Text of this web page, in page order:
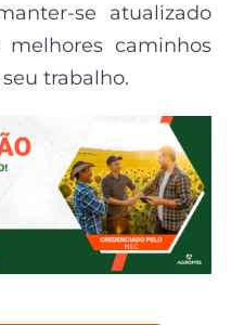
se atualizado
caminhos
trabalho.